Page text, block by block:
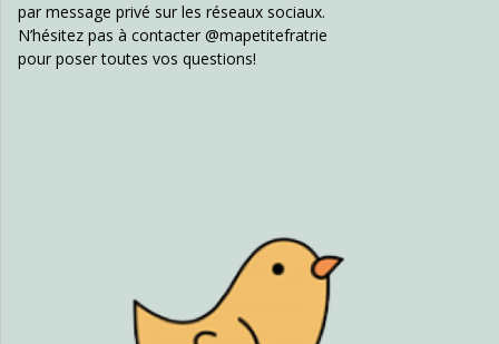
par message privé sur les réseaux sociaux.
N’hésitez pas à contacter @mapetitefratrie
pour poser toutes vos questions!